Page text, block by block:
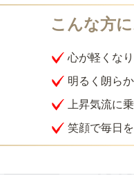
心が軽くな
明るく朗ら
上昇気流に
笑顔で毎日